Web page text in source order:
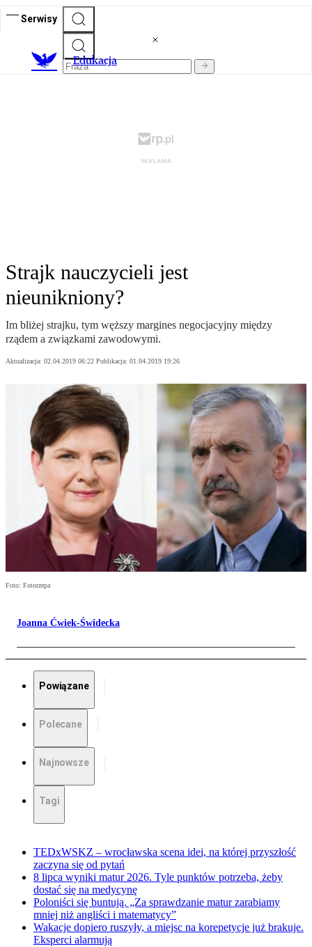
Serwisy
Edukacja
Strajk nauczycieli jest
nieunikniony?
Im bliżej strajku, tym węższy margines negocjacyjny między
rządem a związkami zawodowymi.
Aktualizacja: 02.04.2019 06:22 Publikacja: 01.04.2019 19:26
Foto: Fotorzepa
Joanna Ćwiek-Świdecka
Powiązane
Polecane
Najnowsze
Tagi
TEDxWSKZ – wrocławska scena idei, na której przyszłość
zaczyna się od pytań
8 lipca wyniki matur 2026. Tyle punktów potrzeba, żeby
dostać się na medycynę
Poloniści się buntują. „Za sprawdzanie matur zarabiamy
mniej niż angliści i matematycy”
Wakacje dopiero ruszyły, a miejsc na korepetycje już brakuje.
Eksperci alarmują